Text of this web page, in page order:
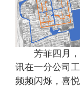
芳菲四月，
讯在一分公司
频频闪烁，喜